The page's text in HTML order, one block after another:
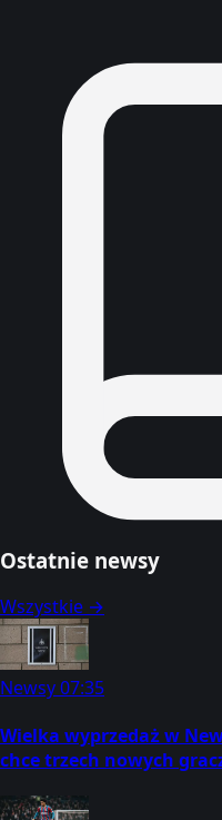
Ostatnie newsy
Wszystkie →
Newsy07:35
Wielka wyprzedaż w
chce trzech nowych